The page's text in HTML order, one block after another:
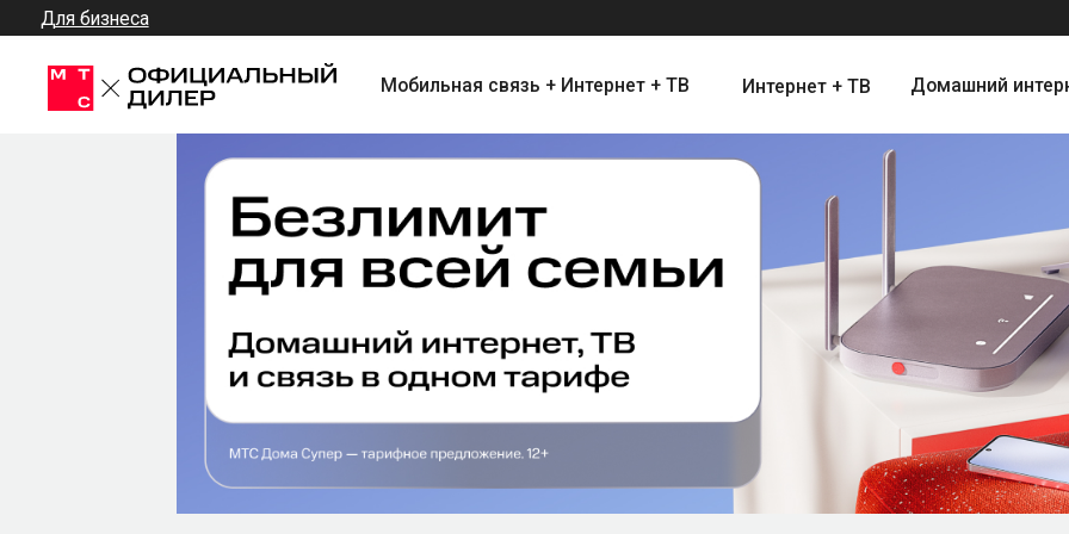
Мобильная связь + Интернет + ТВ Интернет + ТВ Домашний интернет
Для бизнеса
Подключите Домашний Интернет и Цифровое